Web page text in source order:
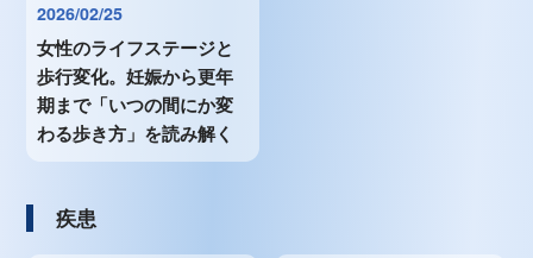
2026/02/25
女性のライフステージと
歩行変化。妊娠から更年
期まで「いつの間にか変
わる歩き方」を読み解く
疾患